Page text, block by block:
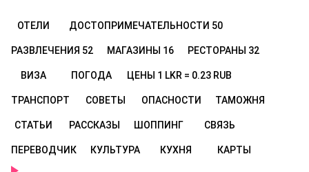
ОТЕЛИ ДОСТОПРИМЕЧАТЕЛЬНОСТИ 50
РАЗВЛЕЧЕНИЯ 52 МАГАЗИНЫ 16 РЕСТОРАНЫ 32
ВИЗА ПОГОДА ЦЕНЫ 1 LKR = 0.23 RUB
ТРАНСПОРТ СОВЕТЫ ОПАСНОСТИ ТАМОЖНЯ
СТАТЬИ РАССКАЗЫ ШОППИНГ СВЯЗЬ
ПЕРЕВОДЧИК КУЛЬТУРА КУХНЯ КАРТЫ